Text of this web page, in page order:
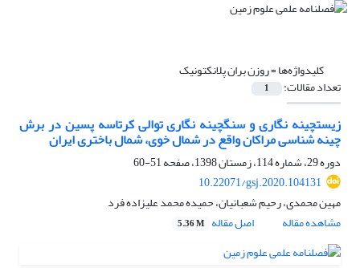
کلیدواژه‌ها =روزن بران پلانکتونیک
تعداد مقالات: 1
زیست‎چینه نگاری و سنگ‎چینه نگاری توالی کرتاسه پسین در برش
چینه شناسی مراکان واقع در شمال خوی، شمال باختری ایران
دوره 29، شماره 114، زمستان 1398، صفحه
51-60
10.22071/gsj.2020.104131
مهین محمدی، رحیم شعبانیان، حمیده محمد علیزاده‎ فرد
مشاهده مقاله
اصل مقاله 5.36 M